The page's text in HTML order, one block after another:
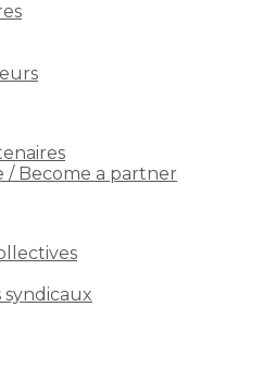
/ Become a partner
syndicaux